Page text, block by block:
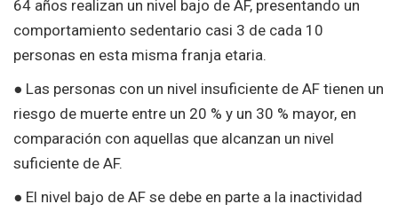
64 años realizan un nivel bajo de AF, presentando un
comportamiento sedentario casi 3 de cada 10
personas en esta misma franja etaria.
● Las personas con un nivel insuficiente de AF tienen un
riesgo de muerte entre un 20 % y un 30 % mayor, en
comparación con aquellas que alcanzan un nivel
suficiente de AF.
● El nivel bajo de AF se debe en parte a la inactividad